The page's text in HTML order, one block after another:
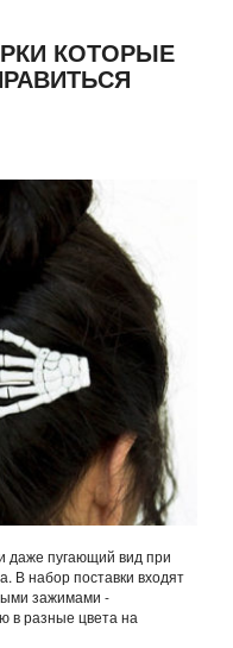
КОТОРЫЕ
даже пугающий вид при
В набор поставки входят
зажимами -
в разные цвета на